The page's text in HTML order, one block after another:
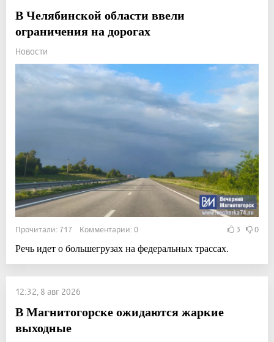
В Челябинской области ввели
ограничения на дорогах
Новости
Прочитали: 717 Комментарии: 0 3 0
Речь идет о большегрузах на федеральных трассах.
12:32, 8 авг 2026
В Магнитогорске ожидаются жаркие
выходные